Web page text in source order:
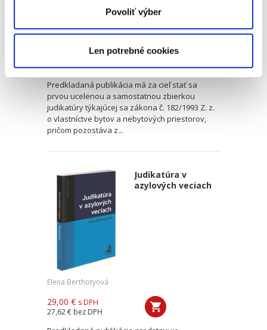
Povoliť výber
Len potrebné cookies
Marek Valachovič,Marek Perdík,Silvia Valichnáčová
s DPH
46,67 €bez DPH
Predkladaná publikácia má za cieľ stať sa
prvou ucelenou a samostatnou zbierkou
judikatúry týkajúcej sa zákona č. 182/1993 Z. z.
o vlastníctve bytov a nebytových priestorov,
pričom pozostáva z...
Judikatúra v
azylových veciach
Elena Berthotyová
29,00 € s DPH
27,62 € bez DPH